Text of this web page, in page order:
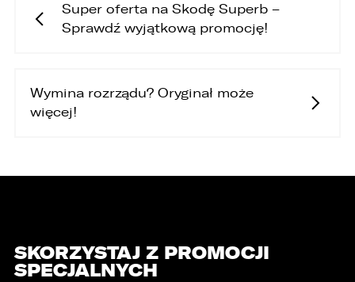
Super oferta na Skodę Superb –
Sprawdź wyjątkową promocję!
Wymina rozrządu? Oryginał może
więcej!
SKORZYSTAJ Z PROMOCJI
SPECJALNYCH